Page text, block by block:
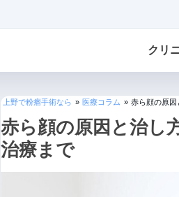
クリ
上野で粉瘤手術なら » 医療コラム » 赤ら顔の原
赤ら顔の原因と治し
治療まで